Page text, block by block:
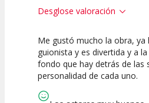
Desglose valoración
7.5
Calidad del
Espectáculo
7.5
Puesta en
Escena
Me gustó mucho la obra,
guionista y es divertida y a
fondo que hay detrás de las
personalidad de cada uno.